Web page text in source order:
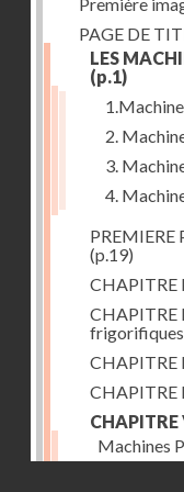
PAGE DE
LES
(p.1)
2.
3.
4.
PREMIERE
(p.19)
CHAPITRE
CHAPITRE
frigorifiques
CHAPITRE
CHAPITRE
Machines